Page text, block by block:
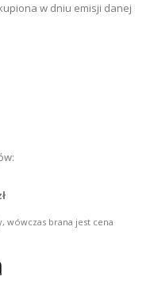
w dniu emisji danej
wówczas brana jest cena